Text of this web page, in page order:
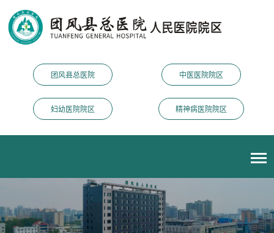
团风县总医院 中医医院院区
妇幼医院院区 精神病医院院区